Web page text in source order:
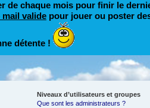
de chaque mois pour finir le
mail valide pour jouer ou poster
détente !
Niveaux d’utilisateurs et groupes
Que sont les administrateurs ?